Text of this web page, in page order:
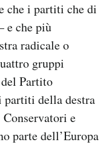
che i partiti che di
e che più
radicale o
gruppi
Partito
della destra
Conservatori e
parte dell’Europa